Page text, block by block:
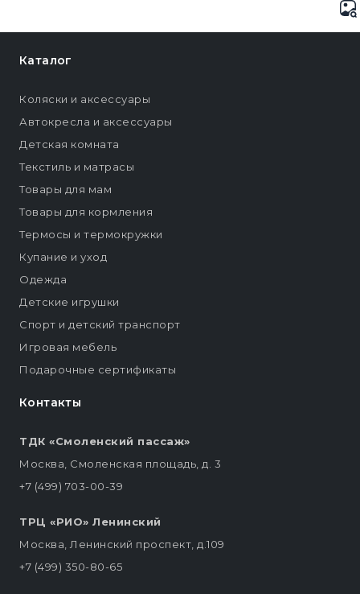
Контакты
ТДК «Смоленский пассаж»
Москва, Смоленская площадь, д. 3
+7 (499) 703-00-39
ТРЦ «РИО» Ленинский
Москва, Ленинский проспект, д.109
+7 (499) 350-80-65
Каталог
Коляски и аксессуары
Автокресла и аксессуары
Детская комната
Текстиль и матрасы
Товары для мам
Товары для кормления
Термосы и термокружки
Купание и уход
Одежда
Детские игрушки
Спорт и детский транспорт
Игровая мебель
Подарочные сертификаты